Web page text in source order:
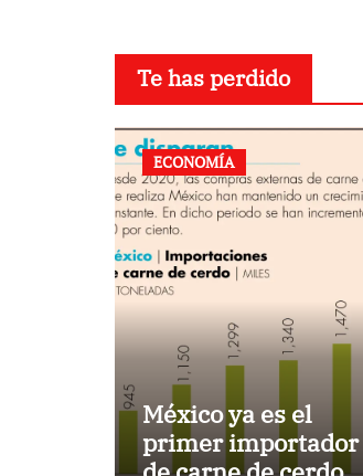
Te has perdido
ECONOMÍA
México ya es el
primer importador